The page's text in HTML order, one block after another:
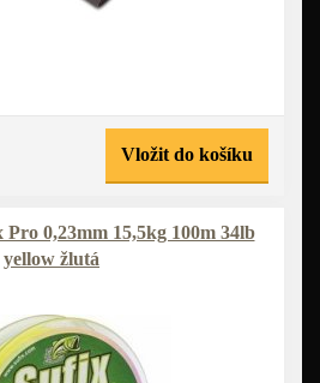
Vložit do košíku
0,23mm 15,5kg 100m 34lb
yellow žlutá